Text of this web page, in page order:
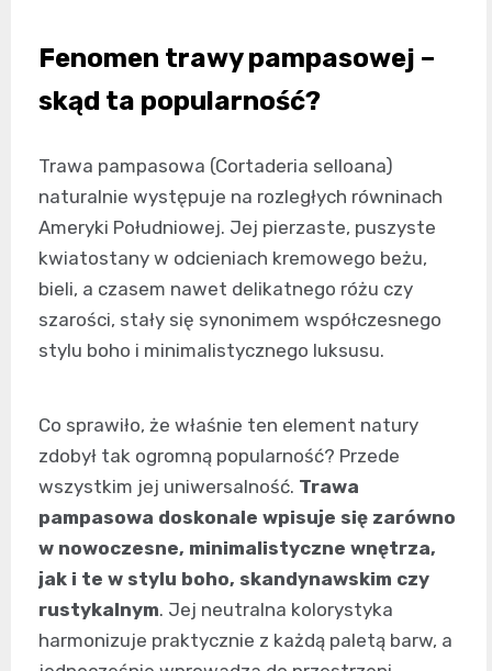
Fenomen trawy pampasowej –
skąd ta popularność?
Trawa pampasowa (Cortaderia selloana)
naturalnie występuje na rozległych równinach
Ameryki Południowej. Jej pierzaste, puszyste
kwiatostany w odcieniach kremowego beżu,
bieli, a czasem nawet delikatnego różu czy
szarości, stały się synonimem współczesnego
stylu boho i minimalistycznego luksusu.
Co sprawiło, że właśnie ten element natury
zdobył tak ogromną popularność? Przede
wszystkim jej uniwersalność. Trawa
pampasowa doskonale wpisuje się zarówno
w nowoczesne, minimalistyczne wnętrza,
jak i te w stylu boho, skandynawskim czy
rustykalnym. Jej neutralna kolorystyka
harmonizuje praktycznie z każdą paletą barw, a